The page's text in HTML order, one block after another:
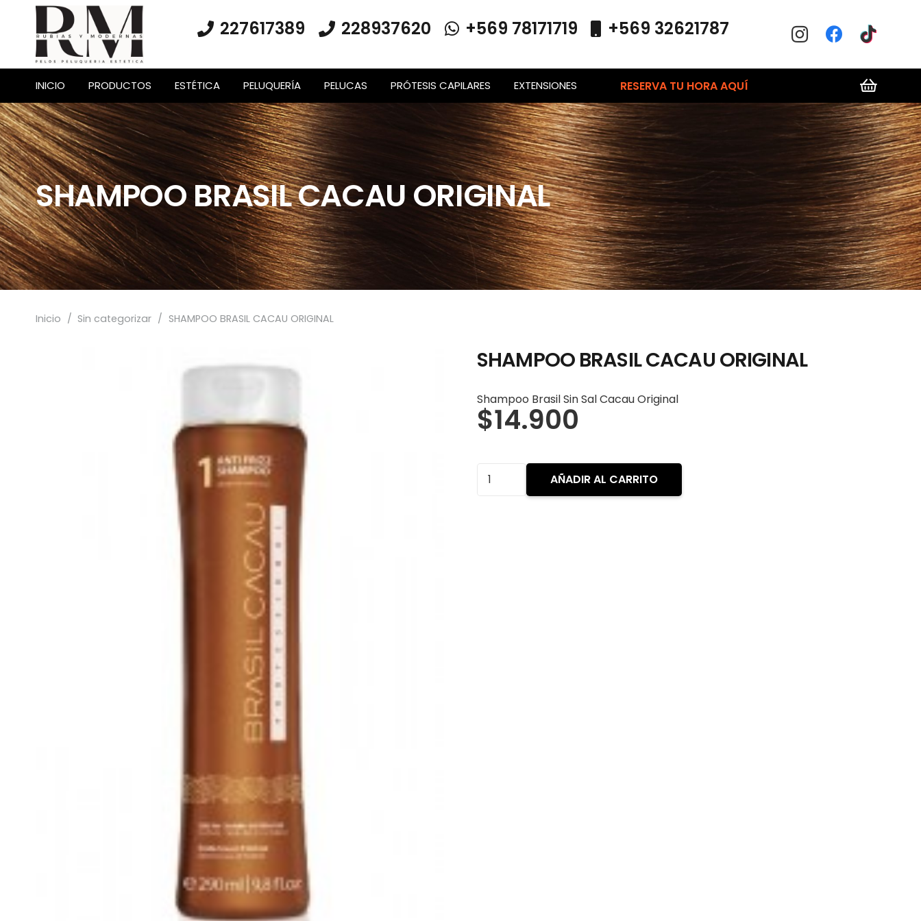
227617389 228937620 +569 78171719 +569 32621787
INICIO PRODUCTOS ESTÉTICA PELUQUERÍA PELUCAS PRÓTESIS CAPILARES EXTENSIONES RESERVA TU HORA AQUÍ
SHAMPOO BRASIL CACAU ORIGINAL
Inicio / Sin categorizar / SHAMPOO BRASIL CACAU ORIGINAL
SHAMPOO BRASIL CACAU ORIGINAL
Shampoo Brasil Sin Sal Cacau Original
$14.900
SHAMPOO
AÑADIR AL CARRITO